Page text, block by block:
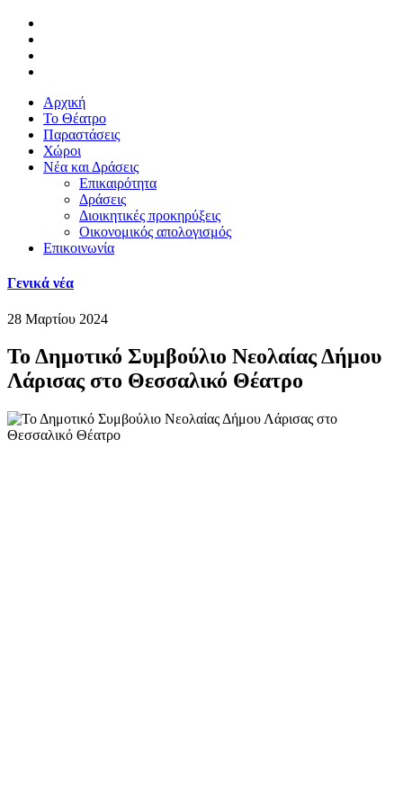
Αρχική
Το Θέατρο
Παραστάσεις
Χώροι
Νέα και Δράσεις
Επικαιρότητα
Δράσεις
Διοικητικές προκηρύξεις
Οικονομικός απολογισμός
Επικοινωνία
Γενικά νέα
28 Μαρτίου 2024
Το Δημοτικό Συμβούλιο Νεολαίας Δήμου
Λάρισας στο Θεσσαλικό Θέατρο